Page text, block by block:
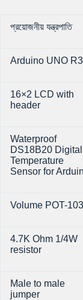
প্রয়োজনীয় যন্ত্রপাতি
Arduino UNO R3
16×2 LCD with
header
Waterproof
DS18B20 Digital
Temperature
Sensor for
Volume POT-103
4.7K Ohm 1/4W
resistor
Male to male
jumper